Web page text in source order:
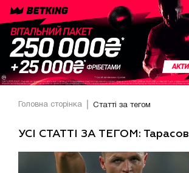
Головна сторінка Статті за тегом
УСІ СТАТТІ ЗА ТЕГОМ: Тарасов